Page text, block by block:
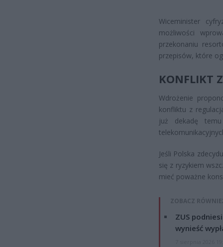
Wiceminister
możliwości
przekonaniu
przepisów, które
KONFLIKT
Wdrożenie
konfliktu z
już dekadę
Jeśli Polska
się z ryzykiem
mieć poważne
ZOBACZ
ZUS
wynieść